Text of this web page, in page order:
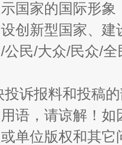
后
国家的国际形
创新型国家、
公民/大众/民众/
投诉报料和投稿
语，请谅解！
单位版权和其它